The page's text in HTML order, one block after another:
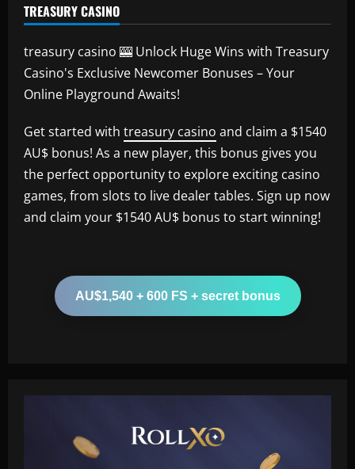
TREASURY CASINO
treasury casino 🎰 Unlock Huge Wins with Treasury
Casino's Exclusive Newcomer Bonuses – Your
Online Playground Awaits!
Get started with treasury casino and claim a $1540
AU$ bonus! As a new player, this bonus gives you
the perfect opportunity to explore exciting casino
games, from slots to live dealer tables. Sign up now
and claim your $1540 AU$ bonus to start winning!
AU$1,540 + 600 FS + secret bonus